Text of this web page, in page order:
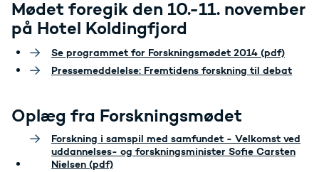
Mødet foregik den 10.-11. november
på Hotel Koldingfjord
Se programmet for Forskningsmødet 2014 (pdf)
Pressemeddelelse: Fremtidens forskning til debat
Oplæg fra Forskningsmødet
Forskning i samspil med samfundet - Velkomst ved
uddannelses- og forskningsminister Sofie Carsten
Nielsen (pdf)